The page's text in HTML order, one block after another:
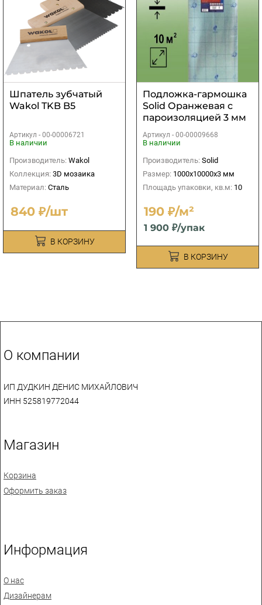
Шпатель зубчатый
Wakol TKB B5
Артикул - 00-00006721
В наличии
Производитель: Wakol
Коллекция: 3D мозаика
Материал: Сталь
840 ₽/шт
В КОРЗИНУ
Подложка-гармошка
Solid Оранжевая с
пароизоляцией 3 мм
Артикул - 00-00009668
В наличии
Производитель: Solid
Размер: 1000х10000х3 мм
Площадь упаковки, кв.м: 10
190 ₽/м²
1 900 ₽/упак
В КОРЗИНУ
О компании
ИП ДУДКИН ДЕНИС МИХАЙЛОВИЧ
ИНН 525819772044
Магазин
Корзина
Оформить заказ
Информация
О нас
Дизайнерам